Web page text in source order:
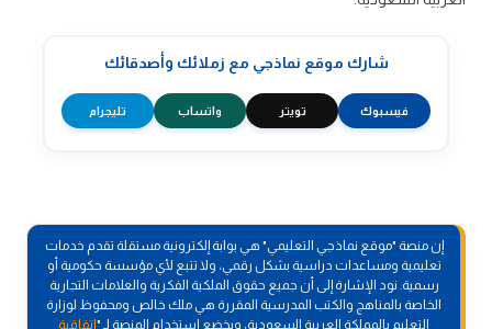
شارك موقع نماذجي مع زملائك وأصدقائك
فيسبوك تويتر واتساب تليجرام
إن منصة "موقع نماذجي التعليمي" هي بوابة إلكترونية مستقلة تقدم خدمات
تعليمية ومساعدات دراسية بشكل رقمي، ولا تتبع لأي مؤسسة حكومية أو
رسمية. نود الإشارة إلى أن جميع حقوق الملكية الفكرية والعلامات التجارية
الخاصة بالمناهج والكتب المدرسية المقررة هي ملك خالص ومحفوظ لوزارة
التعليم بالمملكة العربية السعودية، ويخضع استخدام المنصة لـ "اتفاقية